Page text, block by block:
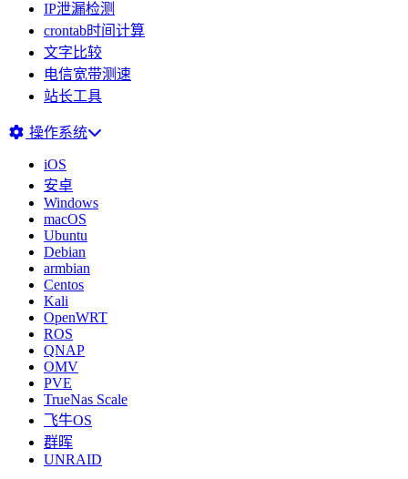
IP泄漏检测
crontab时间计算
文字比较
电信宽带测速
站长工具
操作系统
iOS
安卓
Windows
macOS
Ubuntu
Debian
armbian
Centos
Kali
OpenWRT
ROS
QNAP
OMV
PVE
TrueNas Scale
飞牛OS
群晖
UNRAID